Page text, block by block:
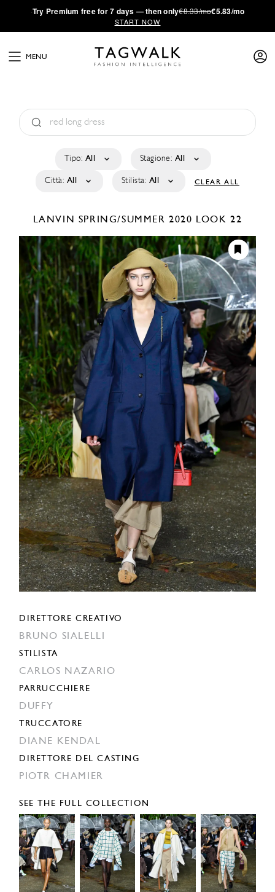
·Try Premium free for 7 days — then only€8.33/mo€5.83/mo
START NOW
MENU
Tipo: All Stagione: All
Città: All Stilista: All CLEAR ALL
LANVIN SPRING/SUMMER 2020 LOOK 22
DIRETTORE CREATIVO
BRUNO SIALELLI
STILISTA
CARLOS NAZARIO
PARRUCCHIERE
DUFFY
TRUCCATORE
DIANE KENDAL
DIRETTORE DEL CASTING
PIOTR CHAMIER
SEE THE FULL COLLECTION